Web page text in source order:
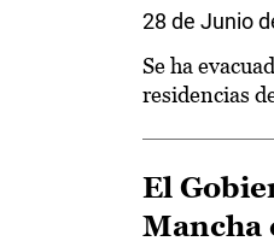
28 de Junio
Se ha
residencias
El
Mancha